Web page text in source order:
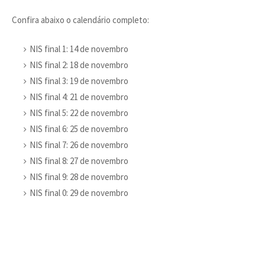
Confira abaixo o calendário completo:
NIS final 1: 14 de novembro
NIS final 2: 18 de novembro
NIS final 3: 19 de novembro
NIS final 4: 21 de novembro
NIS final 5: 22 de novembro
NIS final 6: 25 de novembro
NIS final 7: 26 de novembro
NIS final 8: 27 de novembro
NIS final 9: 28 de novembro
NIS final 0: 29 de novembro